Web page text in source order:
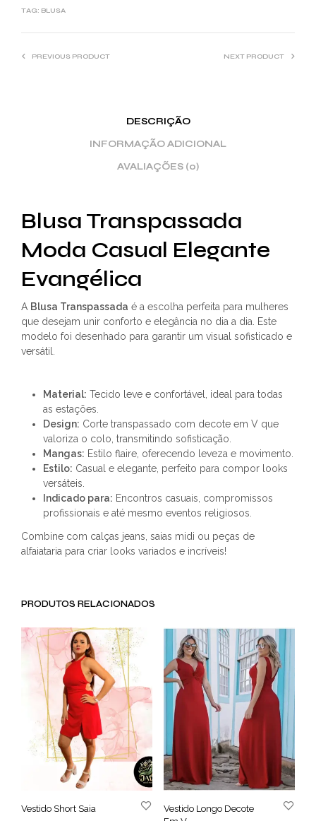
TAG: BLUSA
PREVIOUS PRODUCT NEXT PRODUCT
DESCRIÇÃO
INFORMAÇÃO ADICIONAL
AVALIAÇÕES (0)
Blusa Transpassada
Moda Casual Elegante
Evangélica
A Blusa Transpassada é a escolha perfeita para mulheres
que desejam unir conforto e elegância no dia a dia. Este
modelo foi desenhado para garantir um visual sofisticado e
versátil.
Material: Tecido leve e confortável, ideal para todas
as estações.
Design: Corte transpassado com decote em V que
valoriza o colo, transmitindo sofisticação.
Mangas: Estilo flaire, oferecendo leveza e movimento.
Estilo: Casual e elegante, perfeito para compor looks
versáteis.
Indicado para: Encontros casuais, compromissos
profissionais e até mesmo eventos religiosos.
Combine com calças jeans, saias midi ou peças de
alfaiataria para criar looks variados e incríveis!
PRODUTOS RELACIONADOS
Vestido Short Saia
Vestido Longo Decote